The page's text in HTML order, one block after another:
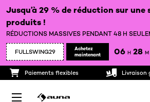
Jusqu’à 29 % de réduction sur une
produits !
RÉDUCTIONS MASSIVES PENDANT 48 H
FULLSWING29
Achetez
maintenant
06 H 28 M
Paiements flexibles Livraison